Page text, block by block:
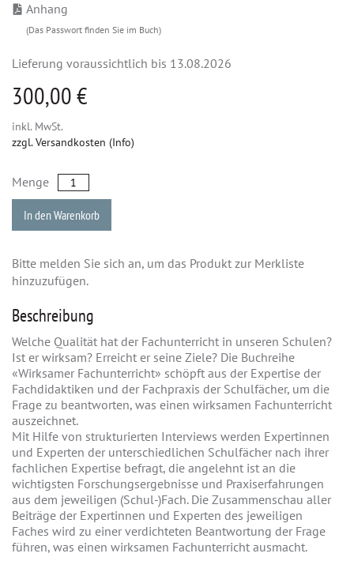
Anhang
(Das Passwort finden Sie im Buch)
Lieferung voraussichtlich bis 13.08.2026
300,00 €
inkl. MwSt.
zzgl. Versandkosten (Info)
Menge
In den Warenkorb
Bitte melden Sie sich an, um das Produkt zur Merkliste
hinzuzufügen.
Beschreibung
Welche Qualität hat der Fachunterricht in unseren Schulen?
Ist er wirksam? Erreicht er seine Ziele? Die Buchreihe
«Wirksamer Fachunterricht» schöpft aus der Expertise der
Fachdidaktiken und der Fachpraxis der Schulfächer, um die
Frage zu beantworten, was einen wirksamen Fachunterricht
auszeichnet.
Mit Hilfe von strukturierten Interviews werden Expertinnen
und Experten der unterschiedlichen Schulfächer nach ihrer
fachlichen Expertise befragt, die angelehnt ist an die
wichtigsten Forschungsergebnisse und Praxiserfahrungen
aus dem jeweiligen (Schul-)Fach. Die Zusammenschau aller
Beiträge der Expertinnen und Experten des jeweiligen
Faches wird zu einer verdichteten Beantwortung der Frage
führen, was einen wirksamen Fachunterricht ausmacht.